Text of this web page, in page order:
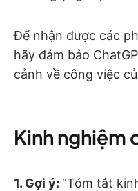
Để nhận được các
hãy đảm bảo
cảnh về công việc
Kinh nghiệm
1. Gợi ý: “Tóm tắt